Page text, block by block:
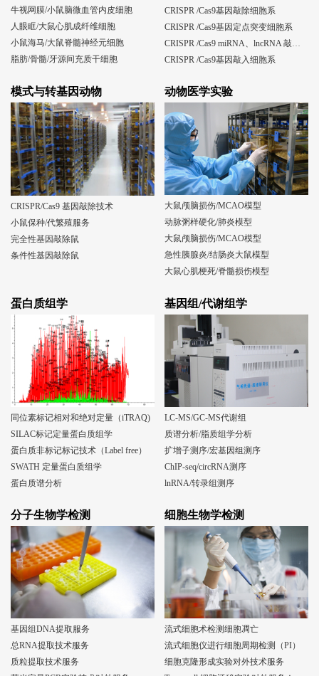
牛视网膜/小鼠脑微血管内皮细胞
人眼眶/大鼠心肌成纤维细胞
小鼠海马/大鼠脊髓神经元细胞
脂肪/骨髓/牙源间充质干细胞
CRISPR /Cas9基因敲除细胞系
CRISPR /Cas9基因定点突变细胞系
CRISPR /Cas9基因敲入细胞系
模式与转基因动物
CRISPR/Cas9 基因敲除技术
小鼠保种/代繁殖服务
完全性基因敲除鼠
条件性基因敲除鼠
动物医学实验
大鼠颅脑损伤/MCAO模型
动脉粥样硬化/肺炎模型
大鼠颅脑损伤/MCAO模型
急性胰腺炎/结肠炎大鼠模型
大鼠心肌梗死/脊髓损伤模型
蛋白质组学
同位素标记相对和绝对定量（iTRAQ)
SILAC标记定量蛋白质组学
蛋白质非标记标记技术（Label free）
SWATH 定量蛋白质组学
蛋白质谱分析
基因组/代谢组学
LC-MS/GC-MS代谢组
质谱分析/脂质组学分析
扩增子测序/宏基因组测序
ChIP-seq/circRNA测序
lnRNA/转录组测序
分子生物学检测
基因组DNA提取服务
总RNA提取技术服务
质粒提取技术服务
细胞生物学检测
流式细胞术检测细胞凋亡
流式细胞仪进行细胞周期检测（PI）
细胞克隆形成实验对外技术服务